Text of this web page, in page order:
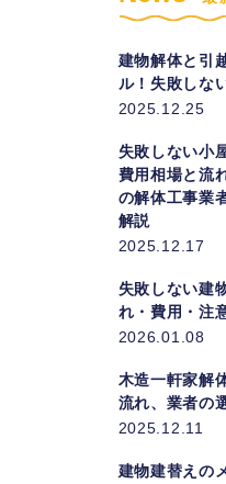
建物解体と引
ル！失敗しな
2025.12.25
失敗しない小
費用相場と流
の解体工事業
解説
2025.12.17
失敗しない建
れ・費用・注
2026.01.08
木造一軒家解
流れ、業者の
2025.12.11
建物建替えの